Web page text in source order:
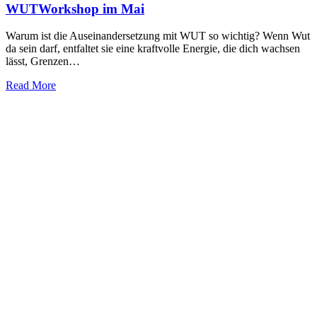
WUTWorkshop im Mai
Warum ist die Auseinandersetzung mit WUT so wichtig? Wenn Wut
da sein darf, entfaltet sie eine kraftvolle Energie, die dich wachsen
lässt, Grenzen…
Read More